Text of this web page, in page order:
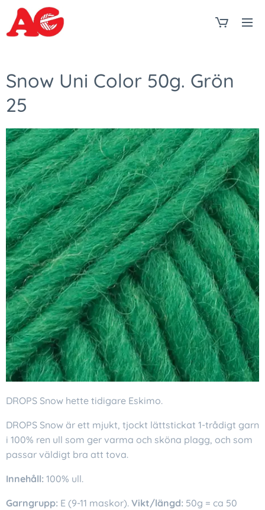
Snow Uni Color 50g. Grön
25
DROPS Snow hette tidigare Eskimo.
DROPS Snow är ett mjukt, tjockt lättstickat 1-trådigt garn
i 100% ren ull som ger varma och sköna plagg, och som
passar väldigt bra att tova.
Innehåll: 100% ull.
Garngrupp: E (9-11 maskor). Vikt/längd: 50g = ca 50